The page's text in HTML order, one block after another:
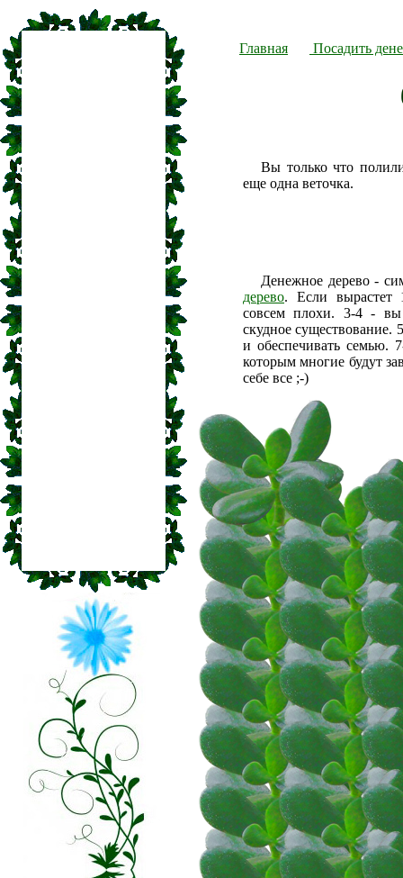
Главная Посадить
Вы только что
еще одна веточка.
Денежное дерево -
дерево. Если вырастет
совсем плохи. 3-4 - вы
скудное существование.
и обеспечивать семью.
которым многие будут
себе все ;-)